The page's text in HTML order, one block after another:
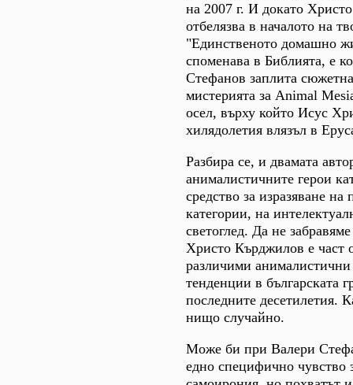
на 2007 г. И докато
отбелязва в началото на
"Единственото домашно
споменава в Библията, е
Стефанов заплита
мистерията за Animal
осел, върху който Исус
хилядолетия влязъл в
Разбира се, и двамата
анималистичните герои
средство за изразяване
категории, на
светоглед. Да не
Христо Кърджилов е част
различими
тенденции в българската
последните десетилетия.
нищо случайно.
Може би при Валери
едно специфично чувство